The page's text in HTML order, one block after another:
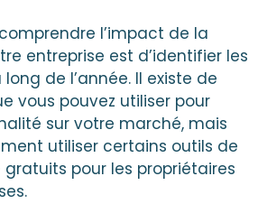
l’impact de la
entreprise est d’identifier les
de l’année. Il existe de
vous pouvez utiliser pour
sur votre marché, mais
utiliser certains outils de
pour les propriétaires